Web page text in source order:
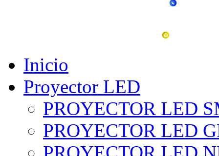
Inicio
Proyector LED
PROYECTOR LED
PROYECTOR LED